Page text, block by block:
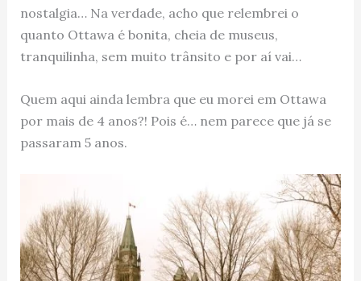
nostalgia… Na verdade, acho que relembrei o
quanto Ottawa é bonita, cheia de museus,
tranquilinha, sem muito trânsito e por aí vai…
Quem aqui ainda lembra que eu morei em Ottawa
por mais de 4 anos?! Pois é… nem parece que já se
passaram 5 anos.